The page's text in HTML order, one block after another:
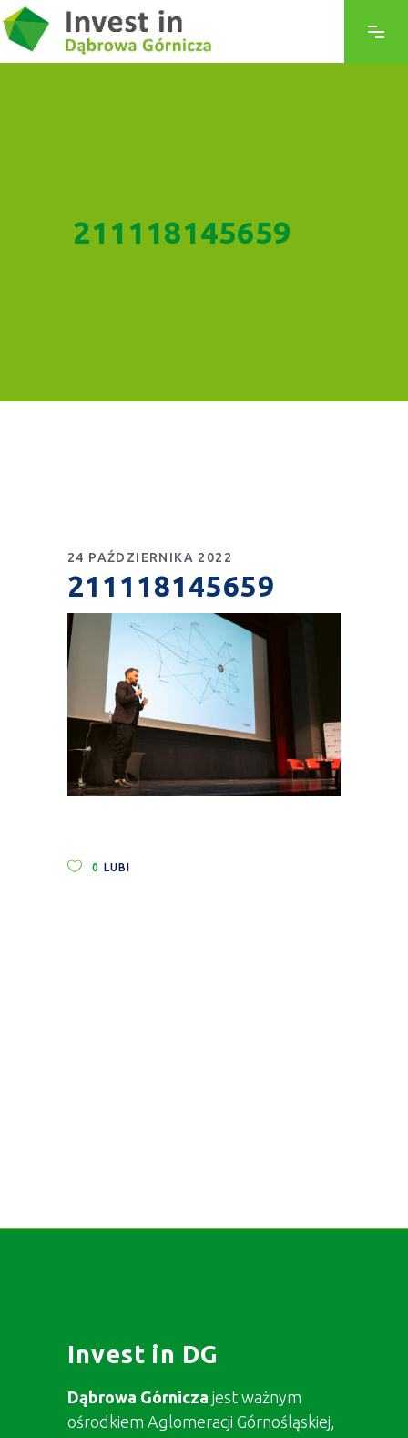
211118145659
24 PAŹDZIERNIKA 2022
211118145659
0 LUBI
Invest in DG
Dąbrowa Górnicza jest ważnym
ośrodkiem Aglomeracji Górnośląskiej,